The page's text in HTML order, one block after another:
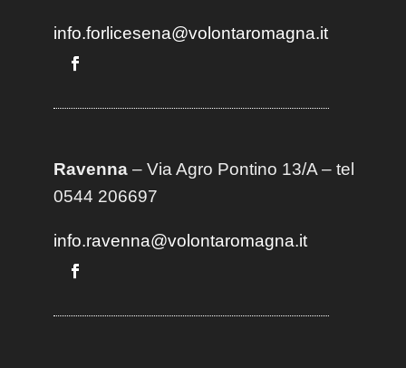
info.forlicesena@volontaromagna.it
Ravenna– Via Agro Pontino 13/A– tel
0544 206697
info.ravenna@volontaromagna.it